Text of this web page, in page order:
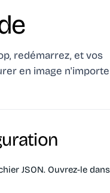
redémarrez, et vos
en image
JSON. Ouvrez-le